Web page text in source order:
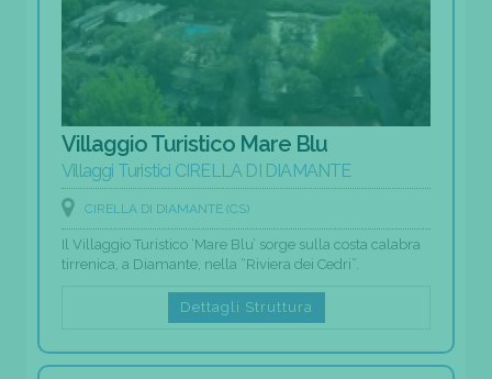
Villaggio Turistico Mare Blu
Villaggi Turistici CIRELLA DI DIAMANTE
CIRELLA DI DIAMANTE (CS)
Il Villaggio Turistico ‘Mare Blu’ sorge sulla costa calabra
tirrenica, a Diamante, nella “Riviera dei Cedri”.
Dettagli Struttura